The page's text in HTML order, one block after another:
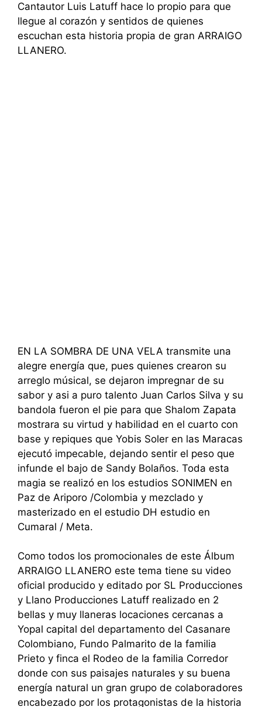
Cantautor Luis Latuff hace lo propio para que
llegue al corazón y sentidos de quienes
escuchan esta historia propia de gran ARRAIGO
LLANERO.
EN LA SOMBRA DE UNA VELA transmite una
alegre energía que, pues quienes crearon su
arreglo músical, se dejaron impregnar de su
sabor y asi a puro talento Juan Carlos Silva y su
bandola fueron el pie para que Shalom Zapata
mostrara su virtud y habilidad en el cuarto con
base y repiques que Yobis Soler en las Maracas
ejecutó impecable, dejando sentir el peso que
infunde el bajo de Sandy Bolaños. Toda esta
magia se realizó en los estudios SONIMEN en
Paz de Ariporo /Colombia y mezclado y
masterizado en el estudio DH estudio en
Cumaral / Meta.
Como todos los promocionales de este Álbum
ARRAIGO LLANERO este tema tiene su video
oficial producido y editado por SL Producciones
y Llano Producciones Latuff realizado en 2
bellas y muy llaneras locaciones cercanas a
Yopal capital del departamento del Casanare
Colombiano, Fundo Palmarito de la familia
Prieto y finca el Rodeo de la familia Corredor
donde con sus paisajes naturales y su buena
energía natural un gran grupo de colaboradores
encabezado por los protagonistas de la historia